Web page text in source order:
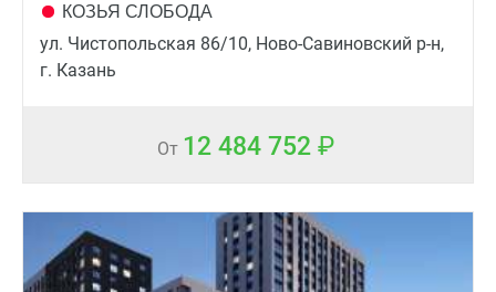
КОЗЬЯ СЛОБОДА
ул. Чистопольская 86/10, Ново-Савиновский р-н,
г. Казань
От 12 484 752